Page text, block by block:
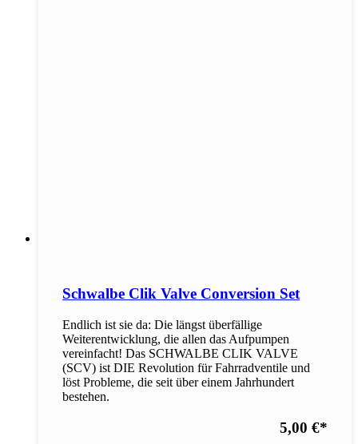
Schwalbe Clik Valve Conversion Set
Endlich ist sie da: Die längst überfällige
Weiterentwicklung, die allen das Aufpumpen
vereinfacht! Das SCHWALBE CLIK VALVE
(SCV) ist DIE Revolution für Fahrradventile und
löst Probleme, die seit über einem Jahrhundert
bestehen.
5,00 €*